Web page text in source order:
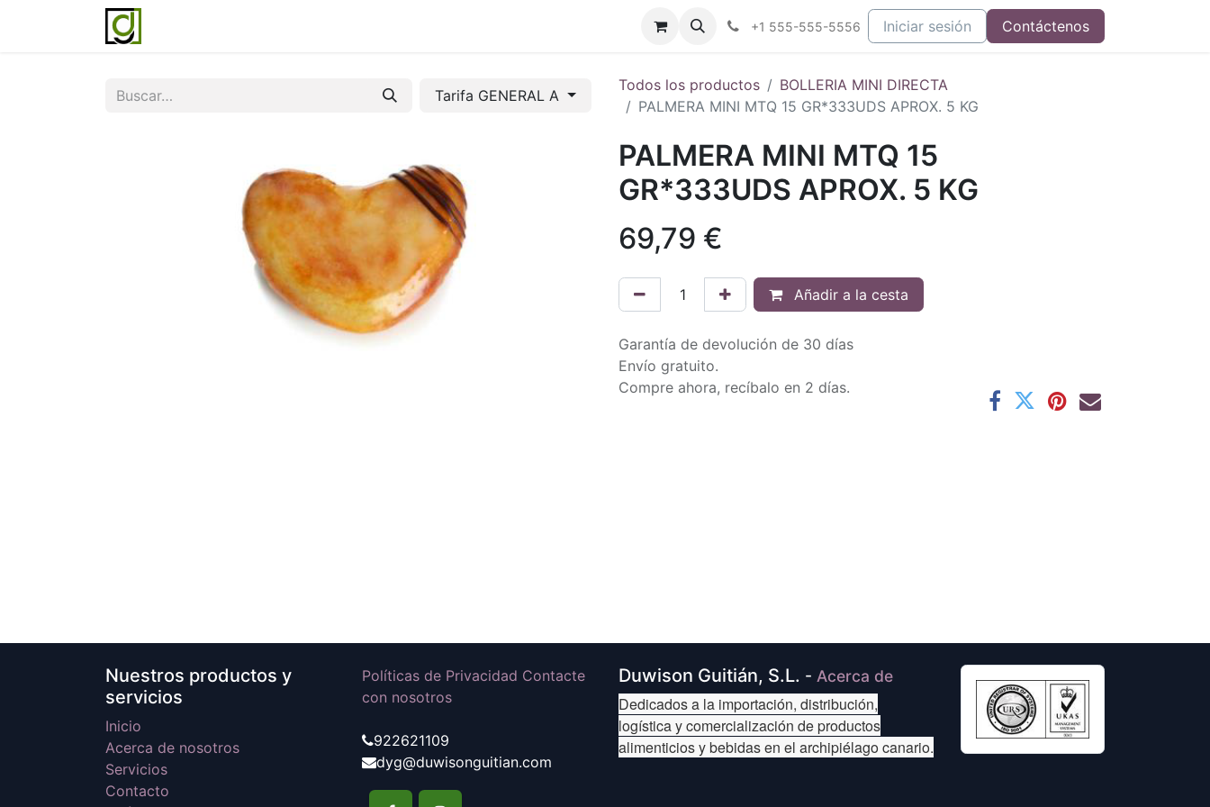
Blog Contáctenos
+1 555-555-5556 Iniciar sesión Contáctenos
Tarifa GENERAL A
Todos los productos
BOLLERIA MINI DIRECTA
PALMERA MINI MTQ 15 GR*333UDS APROX. 5 KG
PALMERA MINI MTQ 15
GR*333UDS APROX. 5 KG
69,79 €
Añadir a la cesta
Garantía de devolución de 30 días
Envío gratuito.
Compre ahora, recíbalo en 2 días.
Nuestros productos y
servicios
Inicio
Acerca de nosotros
Servicios
Contacto
Políticas de Privacidad Contacte
con nosotros
922621109
dyg@duwisonguitian.com
Duwison Guitián, S.L. - Acerca de
Dedicados a la importación, distribución,
logística y comercialización de productos
alimenticios y bebidas en el archipiélago canario.